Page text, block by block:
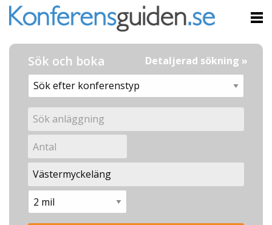
Sök och boka Detaljerad sökning »